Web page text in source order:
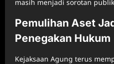
masih menjadi sorotan
Pemulihan Aset
Penegakan Hukum
Kejaksaan Agung terus